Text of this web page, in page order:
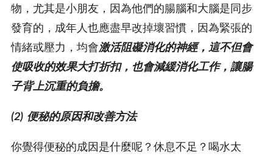
物，尤其是小朋友，因為他們的腸腦和大腦是同步
發育的，成年人也應盡早改掉壞習慣，因為緊張的
情緒或壓力，均會激活阻礙消化的神經，這不但會
使吸收的效果大打折扣，也會減緩消化工作，讓腸
子背上沉重的負擔。
(2) 便秘的原因和改善方法
你覺得便秘的成因是什麼呢？休息不足？喝水太